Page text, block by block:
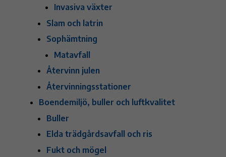
Invasiva växter
Slam och latrin
Sophämtning
Matavfall
Återvinn julen
Återvinningsstationer
Boendemiljö, buller och luftkvalitet
Buller
Elda trädgårdsavfall och ris
Fukt och mögel